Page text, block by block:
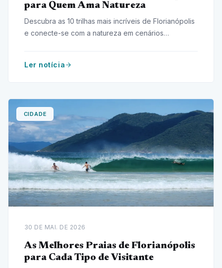
para Quem Ama Natureza
Descubra as 10 trilhas mais incríveis de Florianópolis
e conecte-se com a natureza em cenários
Ler notícia
CIDADE
30 DE MAI. DE 2026
As Melhores Praias de Florianópolis
para Cada Tipo de Visitante